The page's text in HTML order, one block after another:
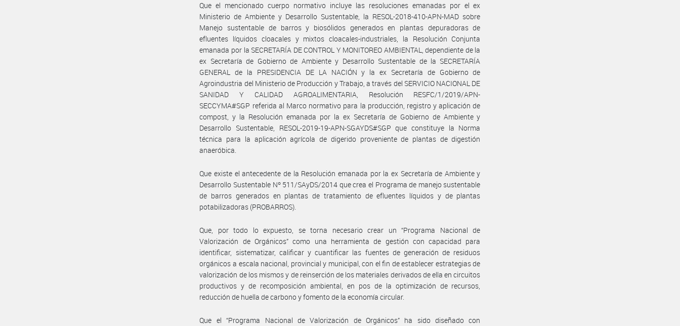
Que el mencionado cuerpo normativo incluye las resoluciones emanadas por el ex
Ministerio de Ambiente y Desarrollo Sustentable, la RESOL-2018-410-APN-MAD sobre
Manejo sustentable de barros y biosólidos generados en plantas depuradoras de
efluentes líquidos cloacales y mixtos cloacales-industriales, la Resolución Conjunta
emanada por la SECRETARÍA DE CONTROL Y MONITOREO AMBIENTAL, dependiente de la
ex Secretaría de Gobierno de Ambiente y Desarrollo Sustentable de la SECRETARÍA
GENERAL de la PRESIDENCIA DE LA NACIÓN y la ex Secretaría de Gobierno de
Agroindustria del Ministerio de Producción y Trabajo, a través del SERVICIO NACIONAL DE
SANIDAD Y CALIDAD AGROALIMENTARIA, Resolución RESFC/1/2019/APN-
SECCYMA#SGP referida al Marco normativo para la producción, registro y aplicación de
compost, y la Resolución emanada por la ex Secretaría de Gobierno de Ambiente y
Desarrollo Sustentable, RESOL-2019-19-APN-SGAYDS#SGP que constituye la Norma
técnica para la aplicación agrícola de digerido proveniente de plantas de digestión
anaeróbica.
Que existe el antecedente de la Resolución emanada por la ex Secretaría de Ambiente y
Desarrollo Sustentable Nº 511/SAyDS/2014 que crea el Programa de manejo sustentable
de barros generados en plantas de tratamiento de efluentes líquidos y de plantas
potabilizadoras (PROBARROS).
Que, por todo lo expuesto, se torna necesario crear un “Programa Nacional de
Valorización de Orgánicos” como una herramienta de gestión con capacidad para
identificar, sistematizar, calificar y cuantificar las fuentes de generación de residuos
orgánicos a escala nacional, provincial y municipal, con el fin de establecer estrategias de
valorización de los mismos y de reinserción de los materiales derivados de ella en circuitos
productivos y de recomposición ambiental, en pos de la optimización de recursos,
reducción de huella de carbono y fomento de la economía circular.
Que el “Programa Nacional de Valorización de Orgánicos” ha sido diseñado con